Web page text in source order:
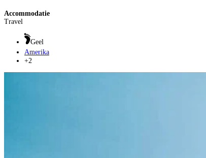
Accommodatie
Travel
Geel
Amerika
+2